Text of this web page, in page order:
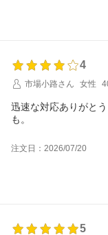
4
市場小路さん
女性
迅速な対応ありがと
も。
注文日：2026/07/20
5